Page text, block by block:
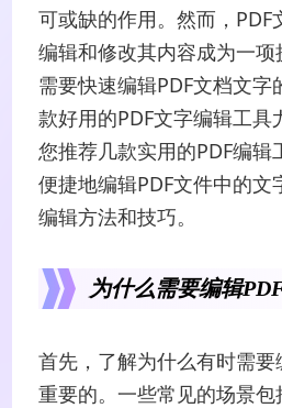
可或缺的作用。然而，
编辑和修改其内容成为一
需要快速编辑PDF文档文字
款好用的PDF文字编辑工具
您推荐几款实用的PDF编辑
便捷地编辑PDF文件中的文
编辑方法和技巧。
为什么需要编辑
首先，了解为什么有时需要
重要的。一些常见的场景包